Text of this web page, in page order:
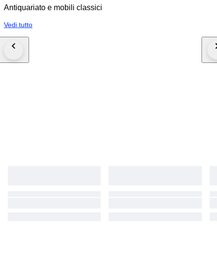
Antiquariato e mobili classici
Vedi tutto